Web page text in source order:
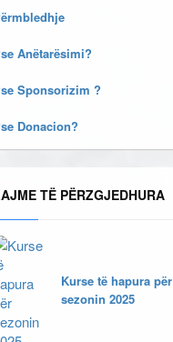
Anëtarësimi?
Sponsorizim ?
Donacion?
TË PËRZGJEDHURA
Kurse të hapura për
sezonin 2025